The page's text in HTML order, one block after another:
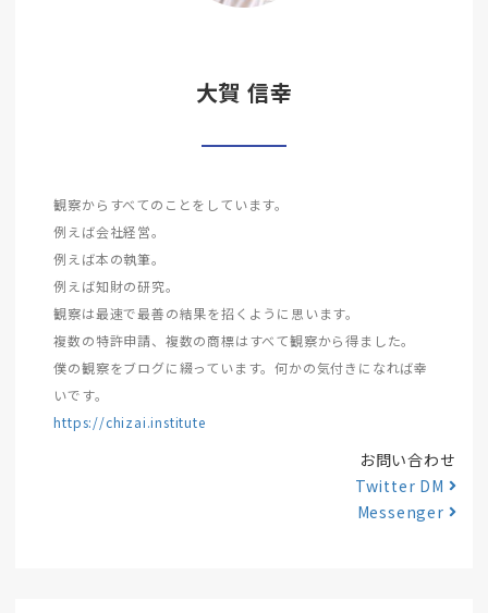
大賀 信幸
観察からすべてのことをしています。
例えば会社経営。
例えば本の執筆。
例えば知財の研究。
観察は最速で最善の結果を招くように思います。
複数の特許申請、複数の商標はすべて観察から得ました。
僕の観察をブログに綴っています。何かの気付きになれば幸
いです。
https://chizai.institute
お問い合わせ
Twitter DM
Messenger